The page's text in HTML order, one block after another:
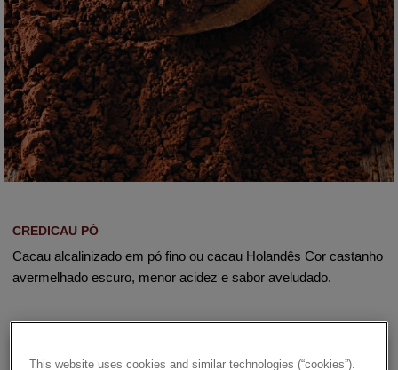
CREDICAU PÓ
Cacau alcalinizado em pó fino ou cacau Holandês Cor castanho
avermelhado escuro, menor acidez e sabor aveludado.
This website uses cookies and similar technologies (“cookies”).